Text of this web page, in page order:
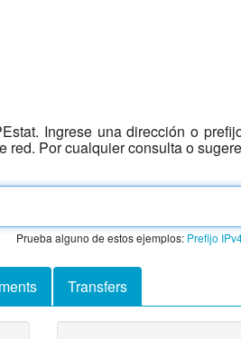
Ingrese una dirección o
red. Por cualquier consulta o
Prueba alguno de estos ejemplos: Prefijo
Transfers